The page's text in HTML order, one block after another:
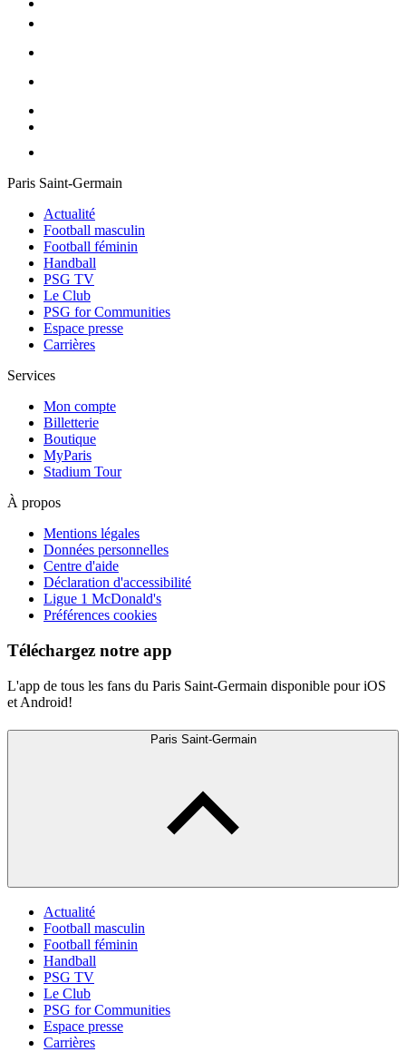
Paris Saint-Germain
Actualité
Football masculin
Football féminin
Handball
PSG TV
Le Club
PSG for Communities
Espace presse
Carrières
Services
Mon compte
Billetterie
Boutique
MyParis
Stadium Tour
À propos
Mentions légales
Données personnelles
Centre d'aide
Déclaration d'accessibilité
Ligue 1 McDonald's
Préférences cookies
Téléchargez notre app
L'app de tous les fans du Paris Saint-Germain disponible pour iOS
et Android!
Paris Saint-Germain
Actualité
Football masculin
Football féminin
Handball
PSG TV
Le Club
PSG for Communities
Espace presse
Carrières